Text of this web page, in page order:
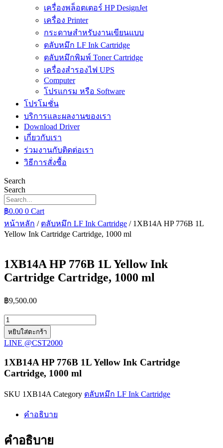
เครื่องพล็อตเตอร์ HP DesignJet
เครื่อง Printer
กระดาษสำหรับงานเขียนแบบ
ตลับหมึก LF Ink Cartridge
ตลับหมึกพิมพ์ Toner Cartridge
เครื่องสำรองไฟ UPS
Computer
โปรแกรม หรือ Software
โปรโมชั่น
บริการและผลงานของเรา
Download Driver
เกี่ยวกับเรา
ร่วมงานกับติดต่อเรา
วิธีการสั่งซื้อ
Search
Search
฿0.00 0 Cart
หน้าหลัก / ตลับหมึก LF Ink Cartridge / 1XB14A HP 776B 1L
Yellow Ink Cartridge Cartridge, 1000 ml
1XB14A HP 776B 1L Yellow Ink
Cartridge Cartridge, 1000 ml
฿9,500.00
จำนวน
1XB14A
HP
776B
1L
Yellow
Ink
Cartridge,
หยิบใส่ตะกร้า
LINE @CST2000
1XB14A HP 776B 1L Yellow Ink Cartridge
Cartridge, 1000 ml
SKU 1XB14A Category ตลับหมึก LF Ink Cartridge
คำอธิบาย
คำอธิบาย